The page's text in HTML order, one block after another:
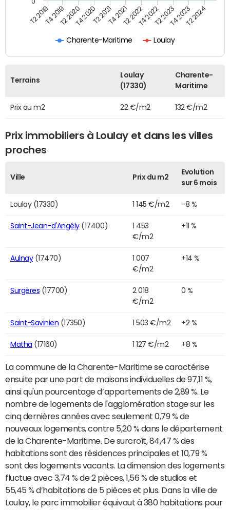
Charente-Maritime Loulay
T2 2019T4 2019T2 2020T4 2020T2 2021T4 2021T2 2022T4 2022T2 2023T4 2023T2 2024
Terrains
Loulay
(17330)
Charente-
Maritime
Prix au m2 22 €/m2 132 €/m2
Prix immobiliers à Loulay et dans les villes
proches
Ville Prix du m2
Evolution
sur 6 mois
Loulay (17330) 1 145 €/m2 -8 %
Saint-Jean-d'Angély(17400)
1 453
€/m2
+11 %
Aulnay(17470)
1 007
€/m2
+14 %
Surgères (17700)
2 018
€/m2
0 %
Saint-Savinien (17350) 1 503 €/m2 +2 %
Matha (17160) 1 127 €/m2 +8 %
La commune de la Charente-Maritime se caractérise
ensuite par une part de maisons individuelles de 97,11 %,
ainsi qu'un pourcentage d’appartements de 2,89 %. Le
nombre de logements de l'agglomération stage sur les
cinq dernières années avec seulement 0,79 % de
nouveaux logements, contre 5,20 % dans le département
de la Charente-Maritime. De surcroît, 84,47 % des
habitations sont des résidences principales et 10,79 %
sont des logements vacants. La dimension des logements
fluctue avec 3,74 % de 2 pièces, 1,56 % de studios et
55,45 % d’habitations de 5 pièces et plus. Dans la ville de
Loulay, le parc immobilier équivaut à 380 habitations pour